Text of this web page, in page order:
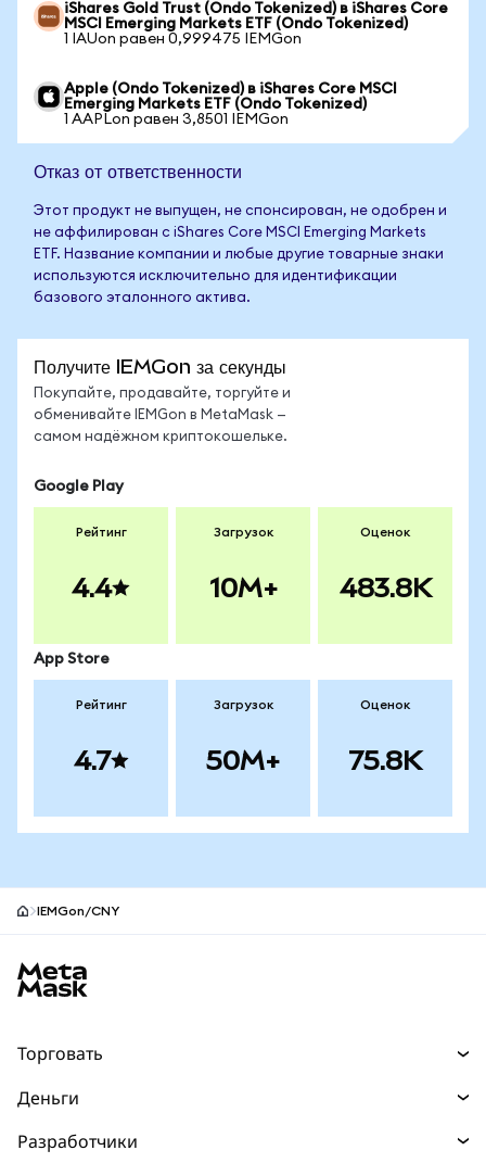
iShares Gold Trust (Ondo Tokenized) в iShares Core
MSCI Emerging Markets ETF (Ondo Tokenized)
1 IAUon равен 0,999475 IEMGon
Apple (Ondo Tokenized) в iShares Core MSCI
Emerging Markets ETF (Ondo Tokenized)
1 AAPLon равен 3,8501 IEMGon
Отказ от ответственности
Этот продукт не выпущен, не спонсирован, не одобрен и
не аффилирован с iShares Core MSCI Emerging Markets
ETF. Название компании и любые другие товарные знаки
используются исключительно для идентификации
базового эталонного актива.
Получите IEMGon за секунды
Покупайте, продавайте, торгуйте и
обменивайте IEMGon в MetaMask —
самом надёжном криптокошельке.
Google Play
Рейтинг
4.4
Загрузок
10M+
Оценок
483.8K
App Store
Рейтинг
4.7
Загрузок
50M+
Оценок
75.8K
IEMGon/CNY
Торговать
Прогнозы
Деньги
Разработчики